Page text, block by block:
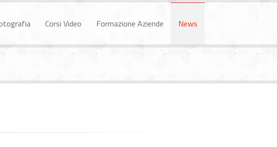
Corsi Video Formazione Aziende News